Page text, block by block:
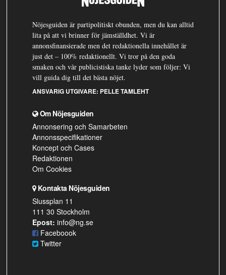
Nöjesguiden är partipolitiskt obunden, men du kan alltid
lita på att vi brinner för jämställdhet. Vi är
annonsfinansierade men det redaktionella innehållet är
just det – 100% redaktionellt. Vi tror på den goda
smaken och vår publicistiska tanke lyder som följer: Vi
vill guida dig till det bästa nöjet.
ANSVARIG UTGIVARE: PELLE TAMLEHT
Om Nöjesguiden
Annonsering och Samarbeten
Annonsspecifikationer
Koncept och Cases
Redaktionen
Om Cookies
Kontakta Nöjesguiden
Slussplan 11
111 30 Stockholm
Epost: info@ng.se
Faceboook
Twitter